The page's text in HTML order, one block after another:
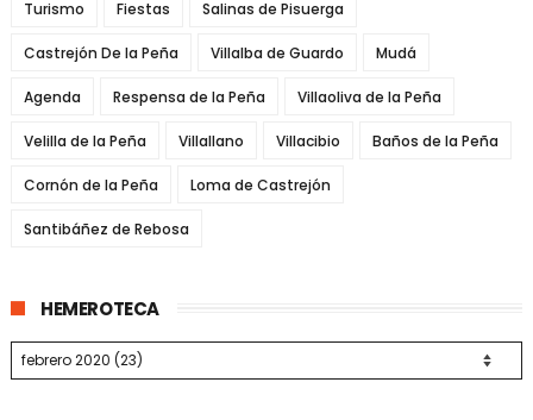
Turismo Fiestas Salinas de Pisuerga
Castrejón De la Peña Villalba de Guardo Mudá
Agenda Respensa de la Peña Villaoliva de la Peña
Velilla de la Peña Villallano Villacibio Baños de la Peña
Cornón de la Peña Loma de Castrejón
Santibáñez de Rebosa
HEMEROTECA